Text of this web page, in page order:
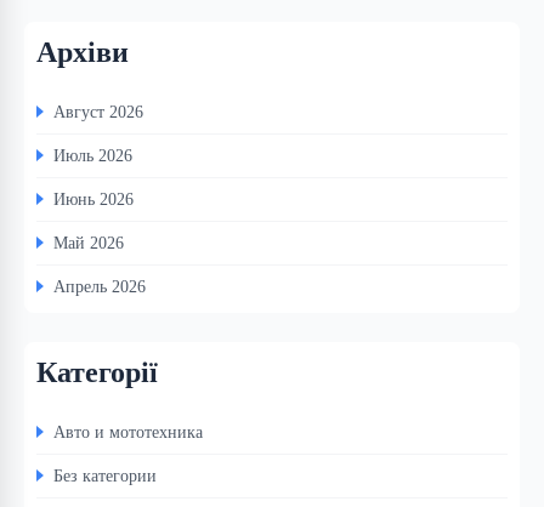
Архіви
Август 2026
Июль 2026
Июнь 2026
Май 2026
Апрель 2026
Категорії
Авто и мототехника
Без категории